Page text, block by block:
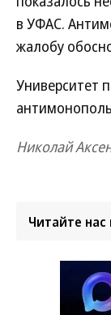
в УФАС.
жалобу
Университет
Николай
Читайте нас